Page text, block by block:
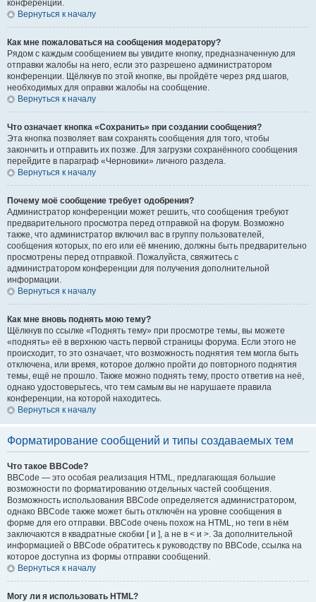
конференции.
Вернуться к началу
Как мне пожаловаться на сообщения модератору?
Рядом с каждым сообщением вы увидите кнопку, предназначенную для
отправки жалобы на него, если это разрешено администратором
конференции. Щёлкнув по этой кнопке, вы пройдёте через ряд шагов,
необходимых для оправки жалобы на сообщение.
Вернуться к началу
Что означает кнопка «Сохранить» при создании сообщения?
Эта кнопка позволяет вам сохранять сообщения для того, чтобы
закончить и отправить их позже. Для загрузки сохранённого сообщения
перейдите в параграф «Черновики» личного раздела.
Вернуться к началу
Почему моё сообщение требует одобрения?
Администратор конференции может решить, что сообщения требуют
предварительного просмотра перед отправкой на форум. Возможно
также, что администратор включил вас в группу пользователей,
сообщения которых, по его или её мнению, должны быть предварительно
просмотрены перед отправкой. Пожалуйста, свяжитесь с
администратором конференции для получения дополнительной
информации.
Вернуться к началу
Как мне вновь поднять мою тему?
Щёлкнув по ссылке «Поднять тему» при просмотре темы, вы можете
«поднять» её в верхнюю часть первой страницы форума. Если этого не
происходит, то это означает, что возможность поднятия тем могла быть
отключена, или время, которое должно пройти до повторного поднятия
темы, ещё не прошло. Также можно поднять тему, просто ответив на неё,
однако удостоверьтесь, что тем самым вы не нарушаете правила
конференции, на которой находитесь.
Вернуться к началу
Форматирование сообщений и типы создаваемых тем
Что такое BBCode?
BBCode — это особая реализация HTML, предлагающая большие
возможности по форматированию отдельных частей сообщения.
Возможность использования BBCode определяется администратором,
однако BBCode также может быть отключён на уровне сообщения в
форме для его отправки. BBCode очень похож на HTML, но теги в нём
заключаются в квадратные скобки [ и ], а не в < и >. За дополнительной
информацией о BBCode обратитесь к руководству по BBCode, ссылка на
которое доступна из формы отправки сообщений.
Вернуться к началу
Могу ли я использовать HTML?